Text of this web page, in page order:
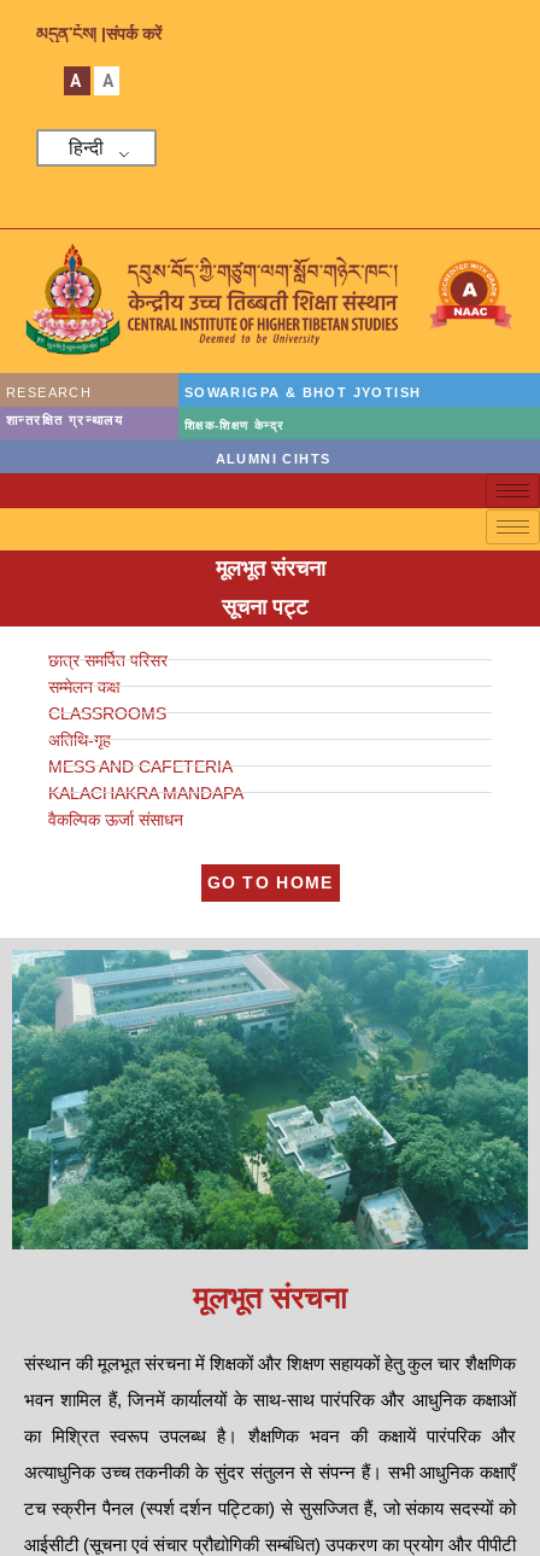
མདུན་ངོས། |संपर्क करें
A A
हिन्दी
RESEARCH
SOWARIGPA & BHOT JYOTISH
शान्तरक्षित ग्रन्थालय
शिक्षक-शिक्षण केन्द्र
ALUMNI CIHTS
मूलभूत संरचना
सूचना पट्ट
छात्र समर्पित परिसर
सम्मेलन कक्ष
CLASSROOMS
अतिथि-गृह
MESS AND CAFETERIA
KALACHAKRA MANDAPA
वैकल्पिक ऊर्जा संसाधन
GO TO HOME
मूलभूत संरचना
संस्थान की मूलभूत संरचना में शिक्षकों और शिक्षण सहायकों हेतु कुल चार शैक्षणिक
भवन शामिल हैं, जिनमें कार्यालयों के साथ-साथ पारंपरिक और आधुनिक कक्षाओं
का मिश्रित स्वरूप उपलब्ध है। शैक्षणिक भवन की कक्षायें पारंपरिक और
अत्याधुनिक उच्च तकनीकी के सुंदर संतुलन से संपन्न हैं। सभी आधुनिक कक्षाएँ
टच स्क्रीन पैनल (स्पर्श दर्शन पट्टिका) से सुसज्जित हैं, जो संकाय सदस्यों को
आईसीटी (सूचना एवं संचार प्रौद्योगिकी सम्बंधित) उपकरण का प्रयोग और पीपीटी